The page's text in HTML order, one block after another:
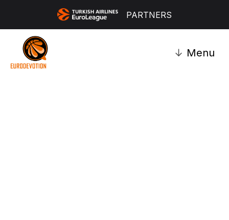
PARTNERS
↓ Menu